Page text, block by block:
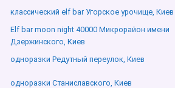
классический elf bar Угорское урочище, Киев
Elf bar moon night 40000 Микрорайон имени
Дзержинского, Киев
одноразки Редутный переулок, Киев
одноразки Станиславского, Киев